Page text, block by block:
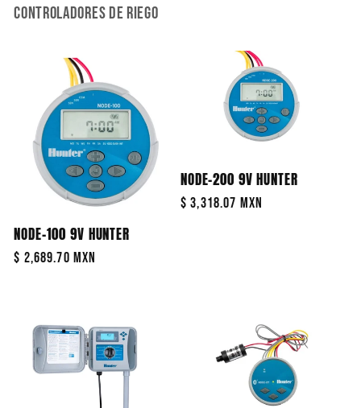
Controladores de Riego
NODE-100 9V HUNTER
Precio
$ 2,689.70 MXN
NODE-200 9V HUNTER
Precio
$ 3,318.07 MXN